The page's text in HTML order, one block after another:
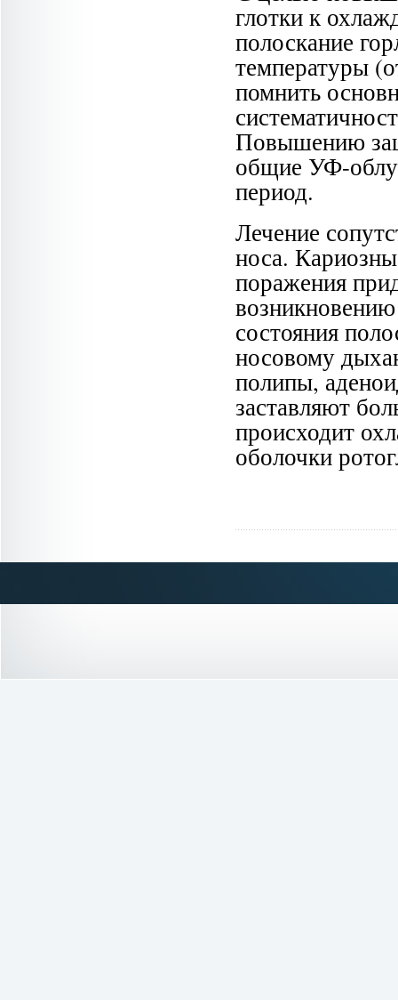
глотки к
полоскание
температуры
помнить
Повышению
общие УФ-
период.
Лечение
носа.
поражения
состояния
носовому
полипы,
заставляют
происходит
оболочки